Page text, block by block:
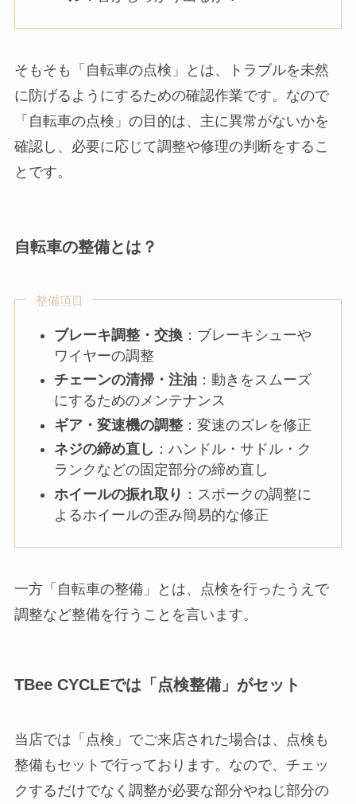
そもそも「自転車の点検」とは、トラブルを未然
に防げるようにするための確認作業です。なので
「自転車の点検」の目的は、主に異常がないかを
確認し、必要に応じて調整や修理の判断をするこ
とです。
自転車の整備とは？
整備項目
ブレーキ調整・交換 ：ブレーキシューや
ワイヤーの調整
チェーンの清掃・注油 ：動きをスムーズ
にするためのメンテナンス
ギア・変速機の調整 ：変速のズレを修正
ネジの締め直し ：ハンドル・サドル・ク
ランクなどの固定部分の締め直し
ホイールの振れ取り ：スポークの調整に
よるホイールの歪み簡易的な修正
一方「自転車の整備」とは、点検を行ったうえで
調整など整備を行うことを言います。
TBee CYCLEでは「点検整備」がセット
当店では「点検」でご来店された場合は、点検も
整備もセットで行っております。なので、チェッ
クするだけでなく調整が必要な部分やねじ部分の